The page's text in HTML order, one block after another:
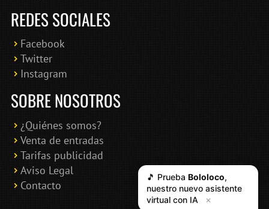
REDES SOCIALES
Facebook
Twitter
Instagram
SOBRE NOSOTROS
¿Quiénes somos?
Venta de entradas
Tarifas publicidad
Aviso Legal
Contacto
🎵 PruebaBololoco,
nuestro nuevo asistente
virtual con IA ✕